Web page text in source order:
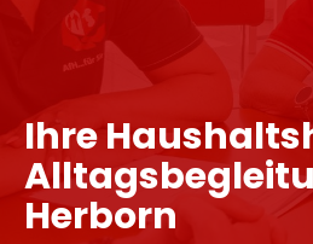
Ihre
Herborn